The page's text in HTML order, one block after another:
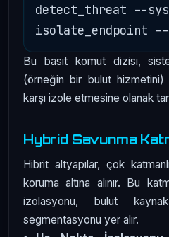
detect_threat --
Bu basit komut dizisi,
(örneğin bir bulut
karşı izole etmesine olanak
Hybrid Savunma
Hibrit altyapılar, çok
koruma altına alınır. Bu
izolasyonu, bulut
segmentasyonu yer alır.